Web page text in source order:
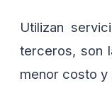
Utilizan
terceros, son
menor costo y